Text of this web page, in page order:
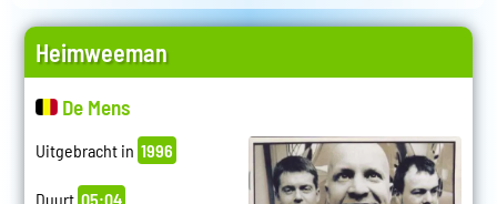
Heimweeman
De Mens
Uitgebracht in 1996
Duurt 05:04